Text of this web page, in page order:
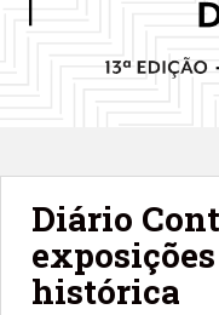
Diário
histórica